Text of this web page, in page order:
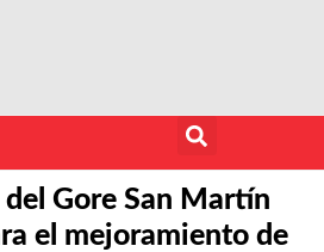
Gore San Martín
el mejoramiento de